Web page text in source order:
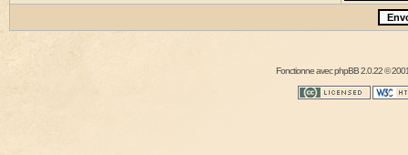
Fonctionne avecphpBB2.0.22 ©